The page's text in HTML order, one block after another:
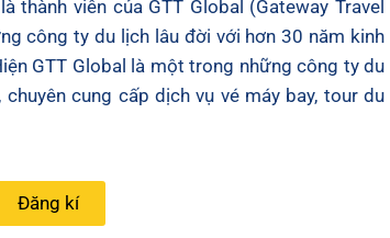
thành viên của GTT Global (Gateway Travel
công ty du lịch lâu đời với hơn 30 năm kinh
GTT Global là một trong những công ty du
chuyên cung cấp dịch vụ vé máy bay, tour du
Đăng kí